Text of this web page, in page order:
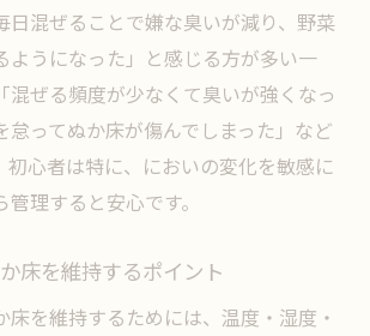
日混ぜることで嫌な臭いが減り、野菜
ようになった」と感じる方が多い一
混ぜる頻度が少なくて臭いが強くなっ
怠ってぬか床が傷んでしまった」など
初心者は特に、においの変化を敏感に
理すると安心です。
床を維持するポイント
床を維持するためには、温度・湿度・